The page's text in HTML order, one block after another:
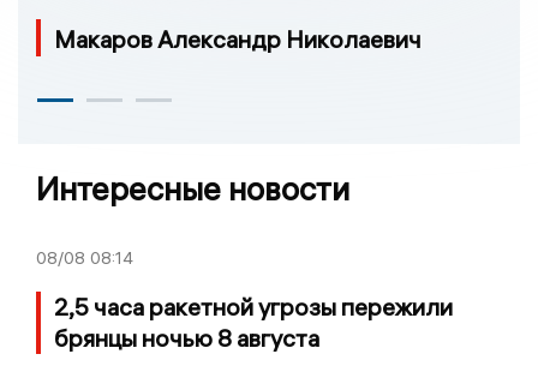
Макаров Александр Николаевич
Интересные новости
08/08 08:14
2,5 часа ракетной угрозы пережили
брянцы ночью 8 августа